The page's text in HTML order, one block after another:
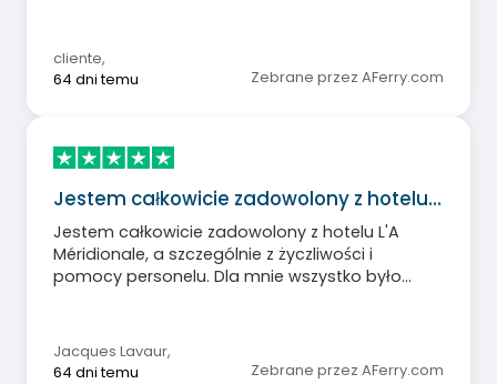
cliente,
64 dni temu
Zebrane przez AFerry.com
Jestem całkowicie zadowolony z hotelu…
Jestem całkowicie zadowolony z hotelu L'A
Méridionale, a szczególnie z życzliwości i
pomocy personelu. Dla mnie wszystko było
Jacques Lavaur,
64 dni temu
Zebrane przez AFerry.com